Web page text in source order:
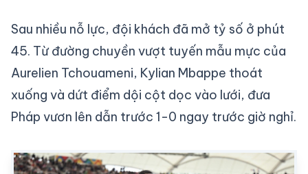
Sau nhiều nỗ lực, đội khách đã mở tỷ số ở phút
45. Từ đường chuyền vượt tuyến mẫu mực của
Aurelien Tchouameni, Kylian Mbappe thoát
xuống và dứt điểm dội cột dọc vào lưới, đưa
Pháp vươn lên dẫn trước 1-0 ngay trước giờ nghỉ.